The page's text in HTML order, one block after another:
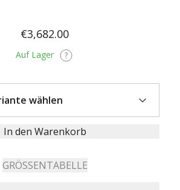
€3,682.00
Auf Lager
In den Warenkorb
GRÖSSENTABELLE